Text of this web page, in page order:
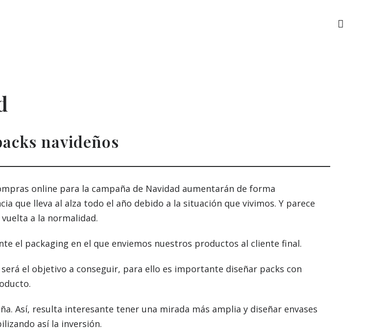
navideños
online para la campaña de Navidad aumentarán de forma
que lleva al alza todo el año debido a la situación que vivimos. Y parece
a la normalidad.
el packaging en el que enviemos nuestros productos al cliente final.
el objetivo a conseguir, para ello es importante diseñar packs con
Así, resulta interesante tener una mirada más amplia y diseñar envases
así la inversión.